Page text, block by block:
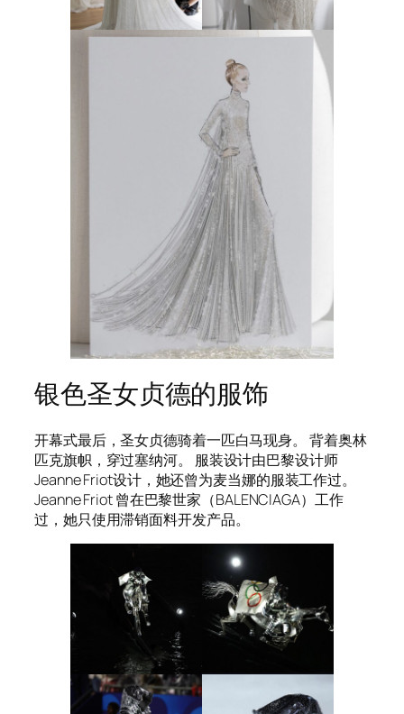
银色圣女贞德的服饰
开幕式最后，圣女贞德骑着一匹白马现身。 背着奥林
匹克旗帜，穿过塞纳河。 服装设计由巴黎设计师
Jeanne Friot设计，她还曾为麦当娜的服装工作过。
Jeanne Friot 曾在巴黎世家（BALENCIAGA）工作
过，她只使用滞销面料开发产品。